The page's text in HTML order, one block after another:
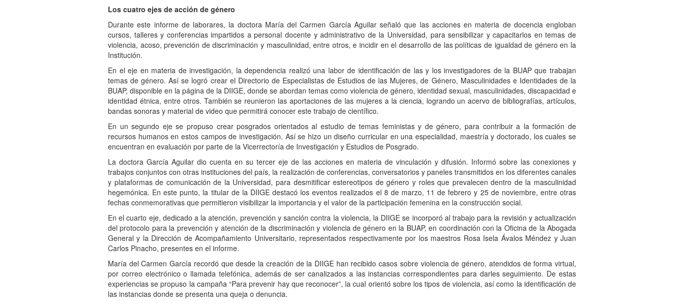
Los cuatro ejes de acción de género
Durante este informe de laborares, la doctora María del Carmen García Aguilar señaló que las acciones en materia de docencia engloban
cursos, talleres y conferencias impartidos a personal docente y administrativo de la Universidad, para sensibilizar y capacitarlos en temas de
violencia, acoso, prevención de discriminación y masculinidad, entre otros, e incidir en el desarrollo de las políticas de igualdad de género en la
Institución.
En el eje en materia de investigación, la dependencia realizó una labor de identificación de las y los investigadores de la BUAP que trabajan
temas de género. Así se logró crear el Directorio de Especialistas de Estudios de las Mujeres, de Género, Masculinidades e Identidades de la
BUAP, disponible en la página de la DIIGE, donde se abordan temas como violencia de género, identidad sexual, masculinidades, discapacidad e
identidad étnica, entre otros. También se reunieron las aportaciones de las mujeres a la ciencia, logrando un acervo de bibliografías, artículos,
bandas sonoras y material de video que permitirá conocer este trabajo de científico.
En un segundo eje se propuso crear posgrados orientados al estudio de temas feministas y de género, para contribuir a la formación de
recursos humanos en estos campos de investigación. Así se hizo un diseño curricular en una especialidad, maestría y doctorado, los cuales se
encuentran en evaluación por parte de la Vicerrectoría de Investigación y Estudios de Posgrado.
La doctora García Aguilar dio cuenta en su tercer eje de las acciones en materia de vinculación y difusión. Informó sobre las conexiones y
trabajos conjuntos con otras instituciones del país, la realización de conferencias, conversatorios y paneles transmitidos en los diferentes canales
y plataformas de comunicación de la Universidad, para desmitificar estereotipos de género y roles que prevalecen dentro de la masculinidad
hegemónica. En este punto, la titular de la DIIGE destacó los eventos realizados el 8 de marzo, 11 de febrero y 25 de noviembre, entre otras
fechas conmemorativas que permitieron visibilizar la importancia y el valor de la participación femenina en la construcción social.
En el cuarto eje, dedicado a la atención, prevención y sanción contra la violencia, la DIIGE se incorporó al trabajo para la revisión y actualización
del protocolo para la prevención y atención de la discriminación y violencia de género en la BUAP, en coordinación con la Oficina de la Abogada
General y la Dirección de Acompañamiento Universitario, representados respectivamente por los maestros Rosa Isela Ávalos Méndez y Juan
Carlos Pinacho, presentes en el informe.
María del Carmen García recordó que desde la creación de la DIIGE han recibido casos sobre violencia de género, atendidos de forma virtual,
por correo electrónico o llamada telefónica, además de ser canalizados a las instancias correspondientes para darles seguimiento. De estas
experiencias se propuso la campaña “Para prevenir hay que reconocer”, la cual orientó sobre los tipos de violencia, así como la identificación de
las instancias donde se presenta una queja o denuncia.